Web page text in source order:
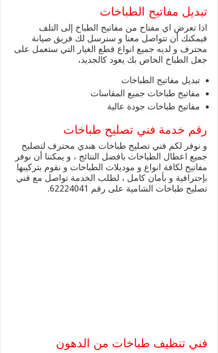
تبديل مفاتيح الطباخات
اذا تعرض اي مفتاح من مفاتيح الطباخ إلى التلف
فيمكنك أن تتواصل معنا و سنرسل لك فريق صيانة
محترف و لديه جميع انواع قطع الغيار التي ستعمل على
جعل الطباخ الخاص بك يعود كالجديد،
تبديل مفاتيح الطباخات
مفاتيح طباخات جميع المقاسات
مفاتيح طباخات جودة عالية
رقم خدمة فني تصليح طباخات
و نوفر لكم فني تصليح طباخات هندي محترف لتصليح
جميع اعطال الطباخات بافضل النتائج ، و يمكننا أن نوفر
مفاتيح لكافة انواع و موديلات الطباخات و نقوم بتركيبها
بإحترافية و بأمان كامل ، لطلب الخدمة تواصل مع فني
تصليح طباخات الشامية على رقم 62224041.
فني تنظيف طباخات من الدهون